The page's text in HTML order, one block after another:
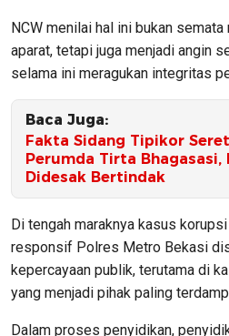
NCW menilai hal ini bukan
aparat, tetapi juga menjadi angin
selama ini meragukan integritas
Baca Juga:
Fakta Sidang Tipikor
Perumda Tirta Bhagasasi,
Didesak Bertindak
Di tengah maraknya kasus
responsif Polres Metro Bekasi
kepercayaan publik, terutama di
yang menjadi pihak paling
Dalam proses penyidikan,